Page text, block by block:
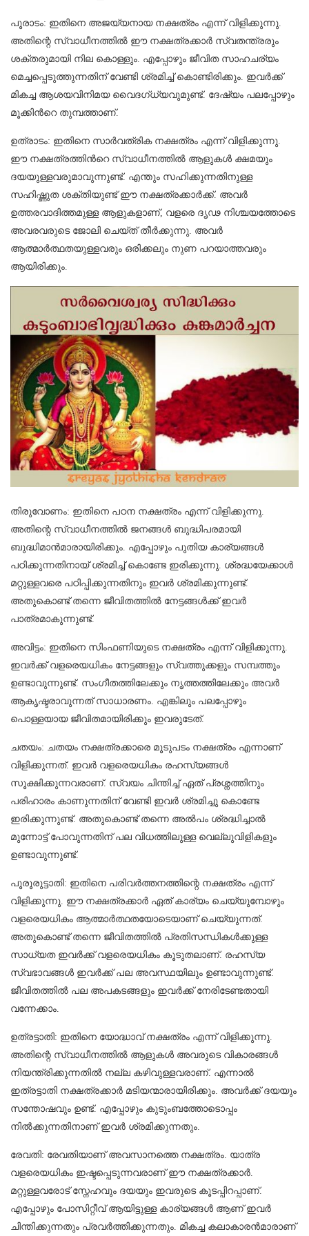
പൂരാടം: ഇതിനെ അജയ്യനായ നക്ഷത്രം എന്ന് വിളിക്കുന്നു.
അതിന്റെ സ്വാധീനത്തിൽ ഈ നക്ഷത്രക്കാർ സ്വതന്ത്രരും
ശക്തരുമായി നില കൊള്ളും. എപ്പോഴും ജീവിത സാഹചര്യം
മെച്ചപ്പെടുത്തുന്നതിന് വേണ്ടി ശ്രമിച്ച് കൊണ്ടിരിക്കും. ഇവർക്ക്
മികച്ച ആശയവിനിമയ വൈദഗ്ധ്യവുമുണ്ട്. ദേഷ്യം പലപ്പോഴും
മൂക്കിന്‍റെ തുമ്പത്താണ്.
ഉത്രാടം: ഇതിനെ സാർവത്രിക നക്ഷത്രം എന്ന് വിളിക്കുന്നു.
ഈ നക്ഷത്രത്തിന്‍റെ സ്വാധീനത്തിൽ ആളുകൾ ക്ഷമയും
ദയയുള്ളവരുമാവുന്നുണ്ട്. എന്തും സഹിക്കുന്നതിനുള്ള
സഹിഷ്ണുത ശക്തിയുണ്ട് ഈ നക്ഷത്രക്കാർക്ക്. അവർ
ഉത്തരവാദിത്തമുള്ള ആളുകളാണ്, വളരെ ദൃഢ നിശ്ചയത്തോടെ
അവരവരുടെ ജോലി ചെയ്ത് തീർക്കുന്നു. അവർ
ആത്മാർത്ഥതയുള്ളവരും ഒരിക്കലും നുണ പറയാത്തവരും
ആയിരിക്കും.
തിരുവോണം: ഇതിനെ പഠന നക്ഷത്രം എന്ന് വിളിക്കുന്നു.
അതിന്റെ സ്വാധീനത്തിൽ ജനങ്ങൾ ബുദ്ധിപരമായി
ബുദ്ധിമാൻമാരായിരിക്കും. എപ്പോഴും പുതിയ കാര്യങ്ങൾ
പഠിക്കുന്നതിനായ് ശ്രമിച്ച് കൊണ്ടേ ഇരിക്കുന്നു. ശ്രദ്ധയേക്കാൾ
മറ്റുള്ളവരെ പഠിപ്പിക്കുന്നതിനും ഇവർ ശ്രമിക്കുന്നുണ്ട്.
അതുകൊണ്ട് തന്നെ ജീവിതത്തിൽ നേട്ടങ്ങൾക്ക് ഇവർ
പാത്രമാകുന്നുണ്ട്.
അവിട്ടം: ഇതിനെ സിംഫണിയുടെ നക്ഷത്രം എന്ന് വിളിക്കുന്നു.
ഇവർക്ക് വളരെയധികം നേട്ടങ്ങളും സ്വത്തുക്കളും സമ്പത്തും
ഉണ്ടാവുന്നുണ്ട്. സംഗീതത്തിലേക്കും നൃത്തത്തിലേക്കും അവർ
ആകൃഷ്ടരാവുന്നത് സാധാരണം. എങ്കിലും പലപ്പോഴും
പൊള്ളയായ ജീവിതമായിരിക്കും ഇവരുടേത്.
ചതയം: ചതയം നക്ഷത്രക്കാരെ മൂടുപടം നക്ഷത്രം എന്നാണ്
വിളിക്കുന്നത്. ഇവർ വളരെയധികം രഹസ്യങ്ങൾ
സൂക്ഷിക്കുന്നവരാണ്. സ്വയം ചിന്തിച്ച് ഏത് പ്രശ്നത്തിനും
പരിഹാരം കാണുന്നതിന് വേണ്ടി ഇവർ ശ്രമിച്ചു കൊണ്ടേ
ഇരിക്കുന്നുണ്ട്. അതുകൊണ്ട് തന്നെ അൽപം ശ്രദ്ധിച്ചാൽ
മുന്നോട്ട് പോവുന്നതിന് പല വിധത്തിലുള്ള വെല്ലുവിളികളും
ഉണ്ടാവുന്നുണ്ട്.
പൂരൂരുട്ടാതി: ഇതിനെ പരിവർത്തനത്തിന്റെ നക്ഷത്രം എന്ന്
വിളിക്കുന്നു. ഈ നക്ഷത്രക്കാർ ഏത് കാര്യം ചെയ്യുമ്പോഴും
വളരെയധികം ആത്മാർത്ഥതയോടെയാണ് ചെയ്യുന്നത്.
അതുകൊണ്ട് തന്നെ ജീവിതത്തിൽ പ്രതിസന്ധികൾക്കുള്ള
സാധ്യത ഇവർക്ക് വളരെയധികം കൂടുതലാണ്. രഹസ്യ
സ്വഭാവങ്ങൾ ഇവർക്ക് പല അവസ്ഥയിലും ഉണ്ടാവുന്നുണ്ട്.
ജീവിതത്തിൽ പല അപകടങ്ങളും ഇവർക്ക് നേരിടേണ്ടതായി
വന്നേക്കാം.
ഉത്രട്ടാതി: ഇതിനെ യോദ്ധാവ് നക്ഷത്രം എന്ന് വിളിക്കുന്നു.
അതിന്റെ സ്വാധീനത്തിൽ ആളുകൾ അവരുടെ വികാരങ്ങൾ
നിയന്ത്രിക്കുന്നതിൽ നല്ല കഴിവുള്ളവരാണ്. എന്നാൽ
ഇത്രട്ടാതി നക്ഷത്രക്കാർ മടിയന്മാരായിരിക്കും. അവർക്ക് ദയയും
സന്തോഷവും ഉണ്ട്. എപ്പോഴും കുടുംബത്തോടൊപ്പം
നിൽക്കുന്നതിനാണ് ഇവർ ശ്രമിക്കുന്നതും.
രേവതി: രേവതിയാണ് അവസാനത്തെ നക്ഷത്രം. യാത്ര
വളരെയധികം ഇഷ്ടപ്പെടുന്നവരാണ് ഈ നക്ഷത്രക്കാർ.
മറ്റുള്ളവരോട് സ്നേഹവും ദയയും ഇവരുടെ കൂടപ്പിറപ്പാണ്.
എപ്പോഴും പോസിറ്റീവ് ആയിട്ടുള്ള കാര്യങ്ങൾ ആണ് ഇവർ
ചിന്തിക്കുന്നതും പ്രവർത്തിക്കുന്നതും. മികച്ച കലാകാരൻമാരാണ്
FOCUS